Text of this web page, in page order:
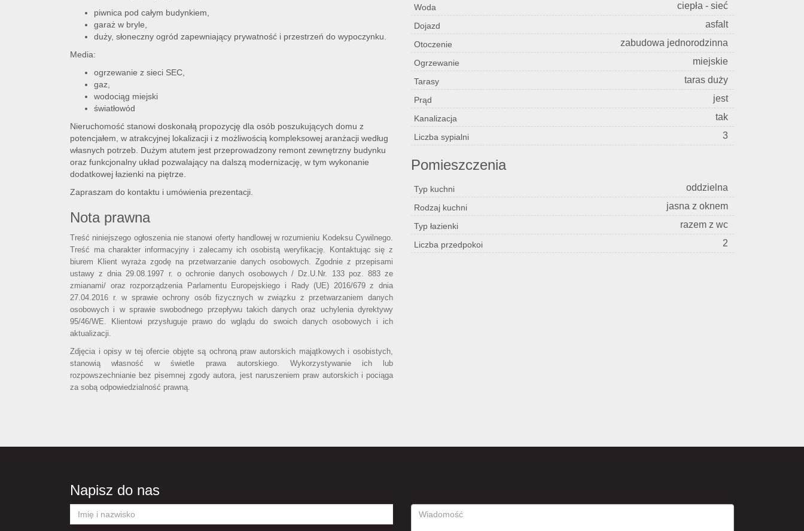
piwnica pod całym budynkiem,
garaż w bryle,
duży, słoneczny ogród zapewniający prywatność i przestrzeń do wypoczynku.
Media:
ogrzewanie z sieci SEC,
gaz,
wodociąg miejski
światłowód
Nieruchomość stanowi doskonałą propozycję dla osób poszukujących domu z
potencjałem, w atrakcyjnej lokalizacji i z możliwością kompleksowej aranżacji według
własnych potrzeb. Dużym atutem jest przeprowadzony remont zewnętrzny budynku
oraz funkcjonalny układ pozwalający na dalszą modernizację, w tym wykonanie
dodatkowej łazienki na piętrze.
Zapraszam do kontaktu i umówienia prezentacji.
Nota prawna
Treść niniejszego ogłoszenia nie stanowi oferty handlowej w rozumieniu Kodeksu Cywilnego.
Treść ma charakter informacyjny i zalecamy ich osobistą weryfikację. Kontaktując się z
biurem Klient wyraża zgodę na przetwarzanie danych osobowych. Zgodnie z przepisami
ustawy z dnia 29.08.1997 r. o ochronie danych osobowych / Dz.U.Nr. 133 poz. 883 ze
zmianami/ oraz rozporządzenia Parlamentu Europejskiego i Rady (UE) 2016/679 z dnia
27.04.2016 r. w sprawie ochrony osób fizycznych w związku z przetwarzaniem danych
osobowych i w sprawie swobodnego przepływu takich danych oraz uchylenia dyrektywy
95/46/WE. Klientowi przysługuje prawo do wglądu do swoich danych osobowych i ich
aktualizacji.
Zdjęcia i opisy w tej ofercie objęte są ochroną praw autorskich majątkowych i osobistych,
stanowią własność w świetle prawa autorskiego. Wykorzystywanie ich lub
rozpowszechnianie bez pisemnej zgody autora, jest naruszeniem praw autorskich i pociąga
za sobą odpowiedzialność prawną.
Woda ciepła - sieć
Dojazd asfalt
Otoczenie zabudowa jednorodzinna
Ogrzewanie miejskie
Tarasy taras duży
Prąd jest
Kanalizacja tak
Liczba sypialni 3
Pomieszczenia
Typ kuchni oddzielna
Rodzaj kuchni jasna z oknem
Typ łazienki razem z wc
Liczba przedpokoi 2
Napisz do nas